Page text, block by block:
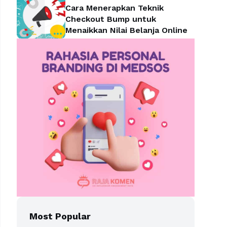
Cara Menerapkan Teknik
Checkout Bump untuk
Menaikkan Nilai Belanja Online
Most Popular